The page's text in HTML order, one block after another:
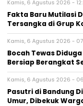
Kamis, 6 Agustus 2026 -
Fakta Baru Mutilasi
Tersangka di Grup
Kamis, 6 Agustus 2026 -
Bocah Tewas
Bersiap Berangkat
Kamis, 6 Agustus 2026 -
Pasutri di Bandung
Umur, Dibekuk